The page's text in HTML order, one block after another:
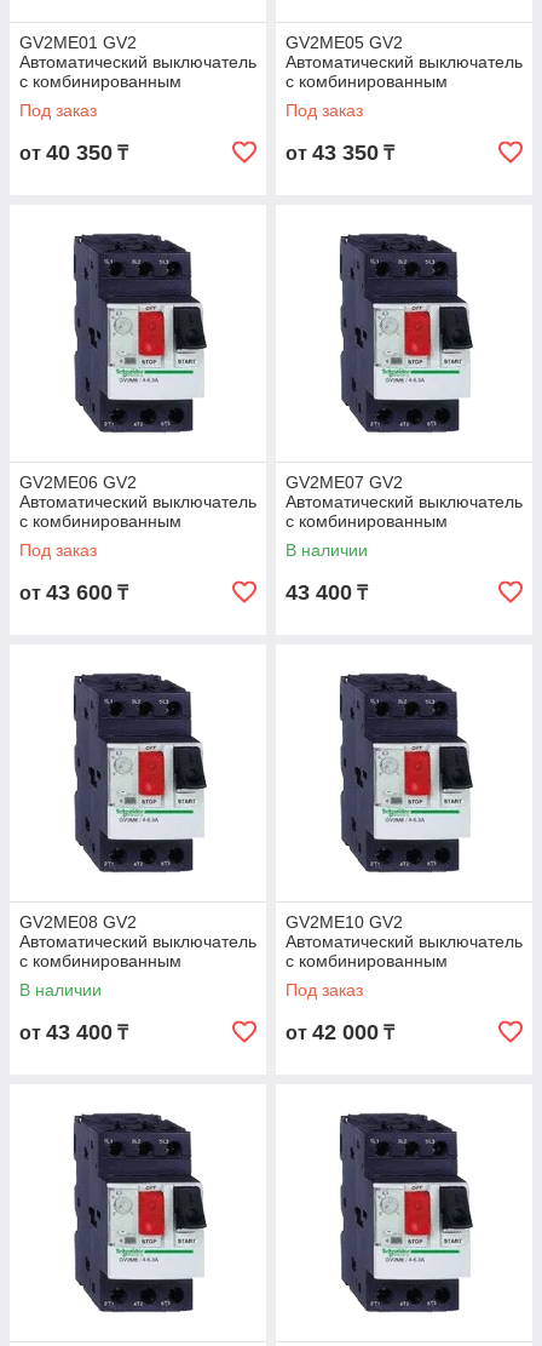
GV2ME01 GV2
Автоматический выключатель
с комбинированным
расцепителем 0,1-0,16А
Под заказ
от 40 350 ₸
GV2ME05 GV2
Автоматический выключатель
с комбинированным
расцепителем 0,63-1A
Под заказ
от 43 350 ₸
GV2ME06 GV2
Автоматический выключатель
с комбинированным
расцепителем 1-1,6А
Под заказ
от 43 600 ₸
GV2ME07 GV2
Автоматический выключатель
с комбинированным
расцепителем 1,6-2,5A
В наличии
43 400 ₸
GV2ME08 GV2
Автоматический выключатель
с комбинированным
расцепителем 2,5-4А
В наличии
от 43 400 ₸
GV2ME10 GV2
Автоматический выключатель
с комбинированным
расцепителем 4-6,3А
Под заказ
от 42 000 ₸